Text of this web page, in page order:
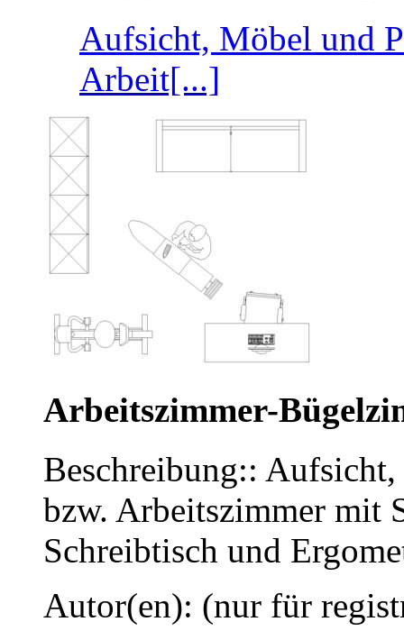
Aufsicht, Möbel und
Arbeit[...]
Arbeitszimmer-
Beschreibung::
bzw. Arbeitszimmer mit
Schreibtisch und
Autor(en): (nur für